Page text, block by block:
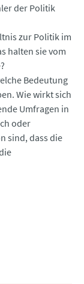
der Politik
zur Politik im
halten sie vom
Bedeutung
Wie wirkt sich
Umfragen in
oder
sind, dass die